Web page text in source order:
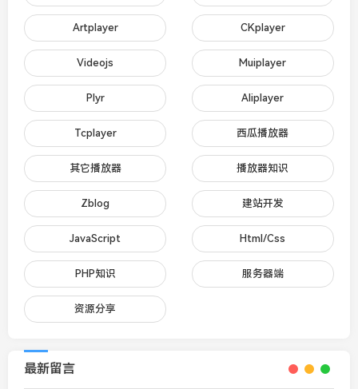
Artplayer CKplayer
Videojs Muiplayer
Plyr Aliplayer
Tcplayer 西瓜播放器
其它播放器 播放器知识
Zblog 建站开发
JavaScript Html/Css
PHP知识 服务器端
资源分享
最新留言